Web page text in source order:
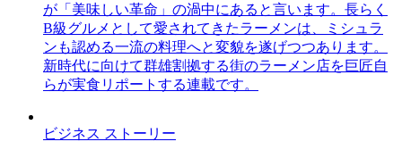
が「美味しい革命」の渦中にあると言います。長らく
B級グルメとして愛されてきたラーメンは、ミシュラ
ンも認める一流の料理へと変貌を遂げつつあります。
新時代に向けて群雄割拠する街のラーメン店を巨匠自
らが実食リポートする連載です。
ビジネス ストーリー